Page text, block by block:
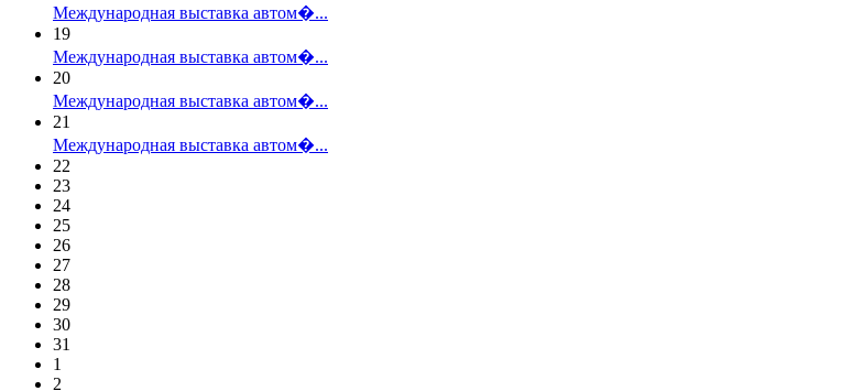
Международная выставка автом�...
19
Международная выставка автом�...
20
Международная выставка автом�...
21
Международная выставка автом�...
22
23
24
25
26
27
28
29
30
31
1
2